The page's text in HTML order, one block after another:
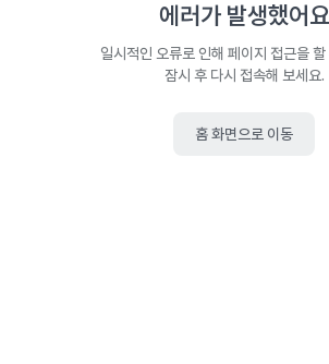
에러가 발생했어요
일시적인 오류로 인해 페이지 접근을 할
잠시 후 다시 접속해 보세요.
홈 화면으로 이동